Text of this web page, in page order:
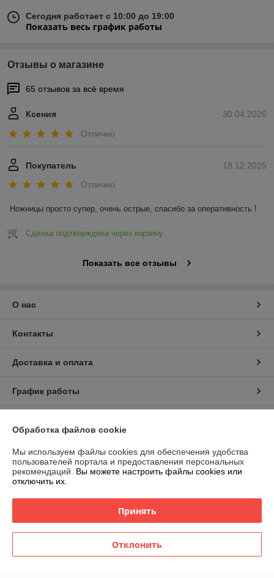
Сегодня работает с 10:00 до 19:00
Показать весь график работы
Отзывы о магазине
65 отзывов за всё время
30.04.2026
Ксения
Отлично
18.12.2025
Покупатель
Отлично
Ножницы просто супер, очень острые, спасибо за оперативность !
Сделка подтверждена через корзину
Показать все отзывы
О нас
Контакты
Доставка и оплата
График работы
Политика обработки cookies
Сайт создан на платформе Deal.by
Информация для покупателя
Обработка файлов cookie
Мы используем файлы cookies для обеспечения удобства
пользователей портала и предоставления персональных
рекомендаций. Вы можете настроить файлы cookies или
отключить их.
Принять
Отклонить